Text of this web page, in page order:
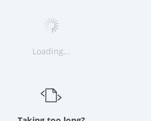
Loading...